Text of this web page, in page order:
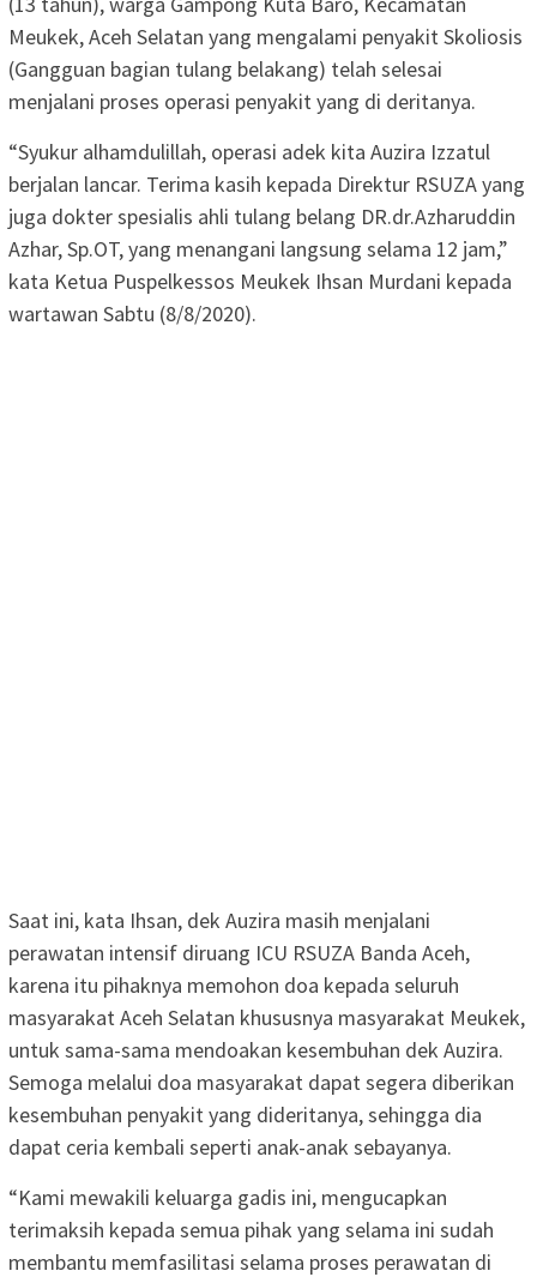
Meukek, Aceh Selatan yang mengalami penyakit Skoliosis
(Gangguan bagian tulang belakang) telah selesai
menjalani proses operasi penyakit yang di deritanya.
“Syukur alhamdulillah, operasi adek kita Auzira Izzatul
berjalan lancar. Terima kasih kepada Direktur RSUZA yang
juga dokter spesialis ahli tulang belang DR.dr.Azharuddin
Azhar, Sp.OT, yang menangani langsung selama 12 jam,”
kata Ketua Puspelkessos Meukek Ihsan Murdani kepada
wartawan Sabtu (8/8/2020).
Saat ini, kata Ihsan, dek Auzira masih menjalani
perawatan intensif diruang ICU RSUZA Banda Aceh,
karena itu pihaknya memohon doa kepada seluruh
masyarakat Aceh Selatan khususnya masyarakat Meukek,
untuk sama-sama mendoakan kesembuhan dek Auzira.
Semoga melalui doa masyarakat dapat segera diberikan
kesembuhan penyakit yang dideritanya, sehingga dia
dapat ceria kembali seperti anak-anak sebayanya.
“Kami mewakili keluarga gadis ini, mengucapkan
terimaksih kepada semua pihak yang selama ini sudah
membantu memfasilitasi selama proses perawatan di